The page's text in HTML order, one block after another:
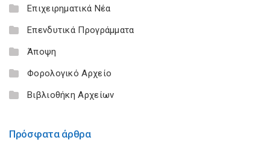
Επιχειρηματικά Νέα
Επενδυτικά Προγράμματα
Άποψη
Φορολογικό Αρχείο
Βιβλιοθήκη Αρχείων
Πρόσφατα άρθρα